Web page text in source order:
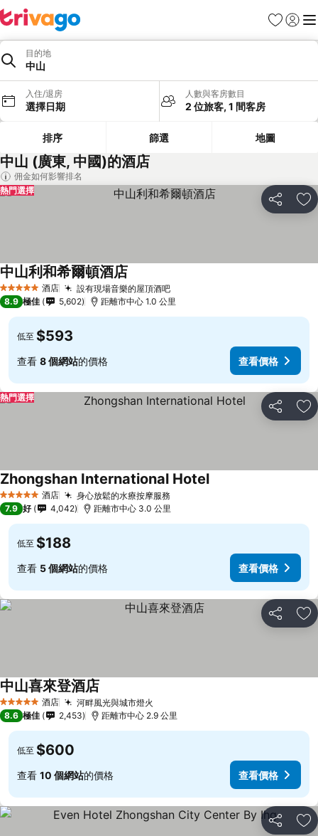
收藏夾
登入 選
目的地
中山
入住/退房
選擇日期
人數與客房數目
2 位旅客, 1 間客房
排序 篩選 地圖
中山 (廣東, 中國)的酒店
佣金如何影響排名
分享 放
熱門選擇
5 星級 酒店 設有現場音樂的屋頂酒吧
中山利和希爾頓酒店
8.9 極佳 5,602 距離市中心 1.0 公里
低至 $593
查看 8 個網站的價格 查看價格
分享 放
熱門選擇
5 星級 酒店 身心放鬆的水療按摩服務
Zhongshan International Hotel
7.9 好 4,042 距離市中心 3.0 公里
低至 $188
查看 5 個網站的價格 查看價格
分享 放
5 星級 酒店 河畔風光與城市燈火
中山喜來登酒店
8.6 極佳 2,453 距離市中心 2.9 公里
低至 $600
查看 10 個網站的價格 查看價格
分享 放